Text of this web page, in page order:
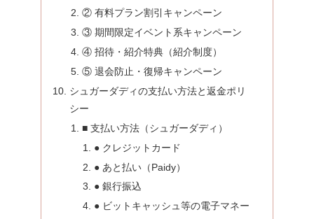
② 有料プラン割引キャンペーン
③ 期間限定イベント系キャンペーン
④ 招待・紹介特典（紹介制度）
⑤ 退会防止・復帰キャンペーン
シュガーダディの支払い方法と返金ポリ
シー
■ 支払い方法（シュガーダディ）
● クレジットカード
● あと払い（Paidy）
● 銀行振込
● ビットキャッシュ等の電子マネー